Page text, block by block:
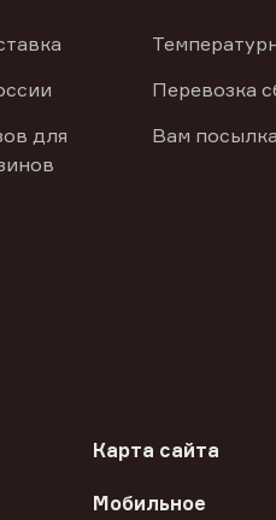
для
Перевозка
Вам посылка
Карта сайта
Мобильное